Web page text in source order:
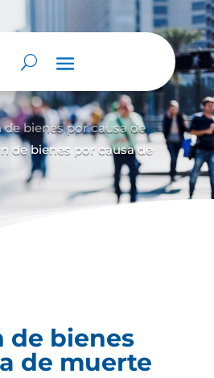
de bienes por causa de
de bienes por causa de
de bienes
de muerte